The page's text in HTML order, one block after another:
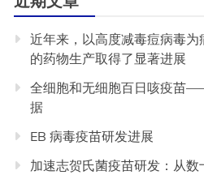
近年来，以高度减毒痘病毒为
的药物生产取得了显著进展
全细胞和无细胞百日咳疫苗
据
EB 病毒疫苗研发进展
加速志贺氏菌疫苗研发：从数